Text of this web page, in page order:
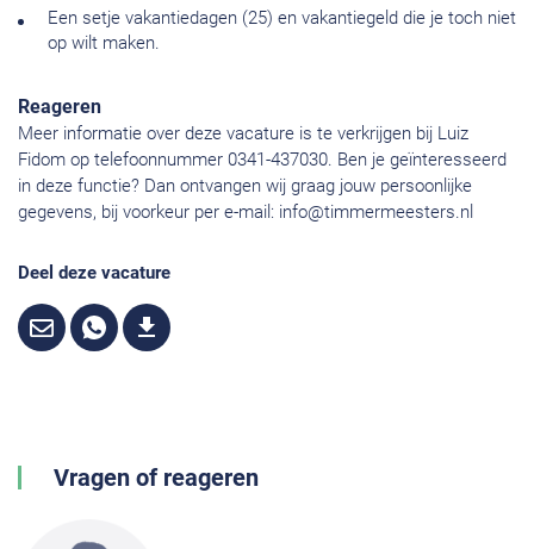
Een setje vakantiedagen (25) en vakantiegeld die je toch niet
op wilt maken.
Reageren
Meer informatie over deze vacature is te verkrijgen bij Luiz
Fidom op telefoonnummer 0341-437030. Ben je geïnteresseerd
in deze functie? Dan ontvangen wij graag jouw persoonlijke
gegevens, bij voorkeur per e-mail: info@timmermeesters.nl
Deel deze vacature
Vragen of reageren